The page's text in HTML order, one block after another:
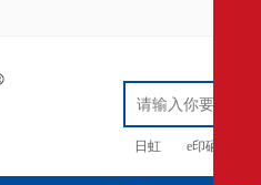
日虹 e印硒鼓